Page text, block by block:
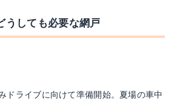
うしても必要な網戸
ドライブに向けて準備開始。夏場の車中